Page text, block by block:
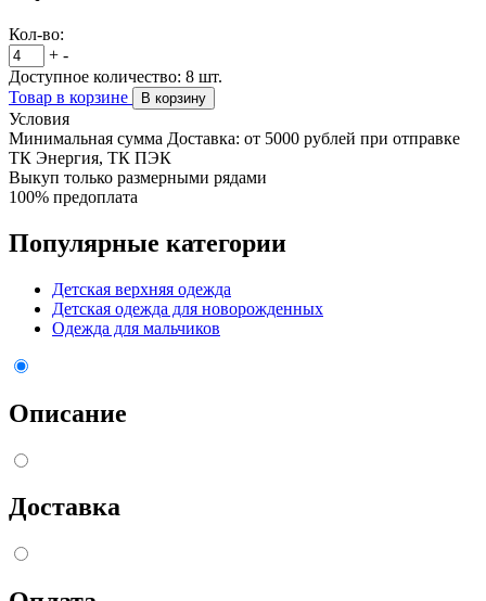
Кол-во:
+ -
Доступное количество: 8 шт.
Товар в корзине
В корзину
Условия
Минимальная сумма Доставка: от 5000 рублей при отправке
ТК Энергия, ТК ПЭК
Выкуп только размерными рядами
100% предоплата
Популярные категории
Детская верхняя одежда
Детская одежда для новорожденных
Одежда для мальчиков
Описание
Доставка